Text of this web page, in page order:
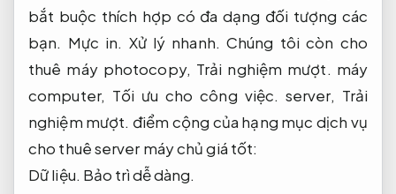
bắt buộc thích hợp có đa dạng đối tượng các
bạn. Mực in. Xử lý nhanh. Chúng tôi còn cho
thuê máy photocopy, Trải nghiệm mượt. máy
computer, Tối ưu cho công việc. server, Trải
nghiệm mượt. điểm cộng của hạng mục dịch vụ
cho thuê server máy chủ giá tốt:
Dữ liệu. Bảo trì dễ dàng.